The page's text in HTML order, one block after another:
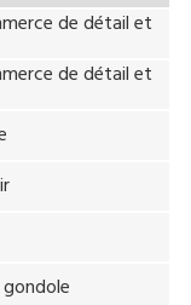
de détail et
de détail et